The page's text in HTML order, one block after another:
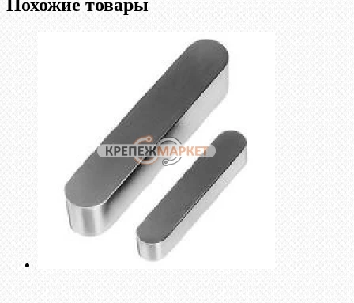
Похожие товары